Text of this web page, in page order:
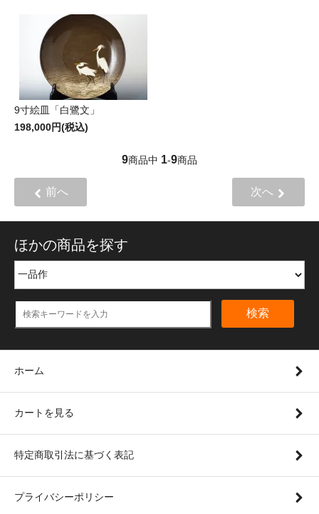
9寸絵皿「白鷺文」
198,000円(税込)
9商品中 1-9商品
前へ 次へ
ほかの商品を探す
検索
ホーム
カートを見る
特定商取引法に基づく表記
プライバシーポリシー